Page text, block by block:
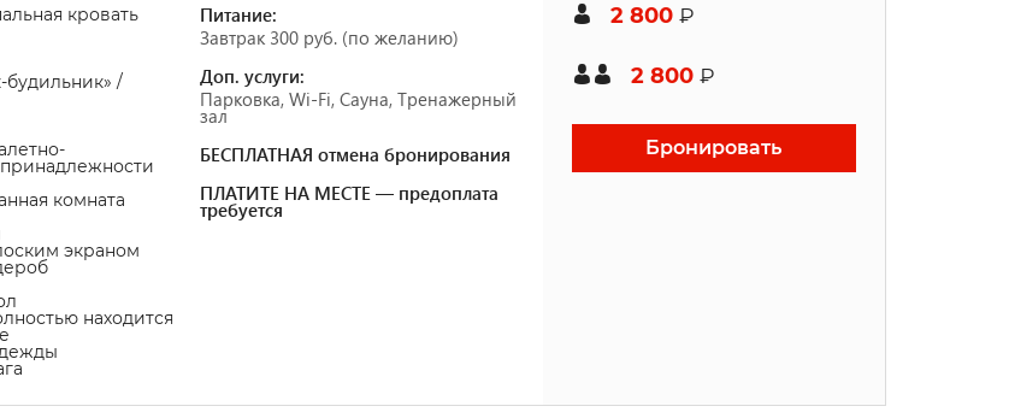
кровать
будильник» /
комната
экраном
находится
Питание:
Завтрак 300 руб. (по желанию)
Доп. услуги:
Парковка, Wi-Fi, Сауна, Тренажерный
зал
БЕСПЛАТНАЯ отмена бронирования
ПЛАТИТЕ НА МЕСТЕ — предоплата
требуется
2 800 ₽
2 800 ₽
Бронировать